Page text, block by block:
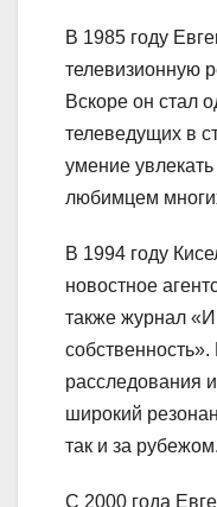
В 1985 году
телевизионную
Вскоре он стал
телеведущих в
умение
любимцем
В 1994 году
новостное
также журнал
расследования
широкий
так и за рубежом.
С 2000 года